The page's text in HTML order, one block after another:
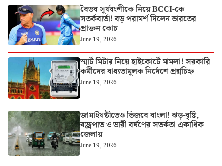
বৈভব সূর্যবংশীকে নিয়ে BCCI-কে
সতর্কবার্তা! বড় পরামর্শ দিলেন ভারতের
প্রাক্তন কোচ
June 19, 2026
স্মার্ট মিটার নিয়ে হাইকোর্টে মামলা! সরকারি
কর্মীদের বাধ্যতামূলক নির্দেশে প্রশ্নচিহ্ন
June 19, 2026
জামাইষষ্ঠীতেও ভিজবে বাংলা! ঝড়-বৃষ্টি,
বজ্রপাত ও ভারী বর্ষণের সতর্কতা একাধিক
জেলায়
June 19, 2026